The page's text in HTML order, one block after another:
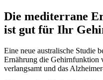
Die mediterrane
ist gut für Ihr
Eine neue australische Studie
Ernährung die Gehirnfunktion
verlangsamt und das